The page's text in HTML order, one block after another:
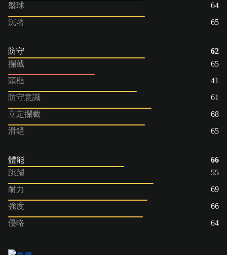
盤球
64
沉著
65
防守
62
攔截
65
頭槌
41
防守意識
61
立定攔截
68
滑鏟
65
體能
66
跳躍
55
耐力
69
強度
66
侵略
64